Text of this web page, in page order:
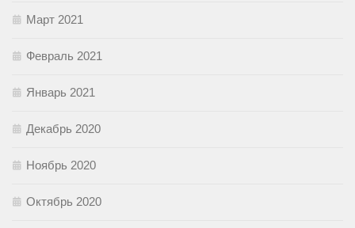
Март 2021
Февраль 2021
Январь 2021
Декабрь 2020
Ноябрь 2020
Октябрь 2020